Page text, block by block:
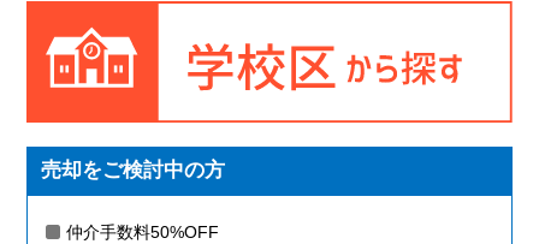
売却をご検討中の方
仲介手数料50%OFF